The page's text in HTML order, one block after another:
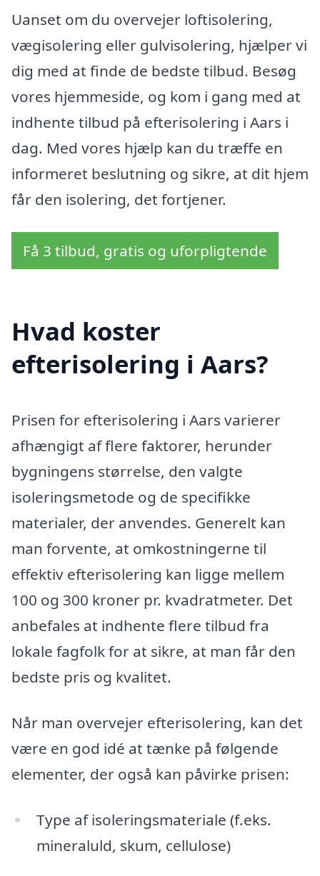
Uanset om du overvejer loftisolering,
vægisolering eller gulvisolering, hjælper vi
dig med at finde de bedste tilbud. Besøg
vores hjemmeside, og kom i gang med at
indhente tilbud på efterisolering i Aars i
dag. Med vores hjælp kan du træffe en
informeret beslutning og sikre, at dit hjem
får den isolering, det fortjener.
Få 3 tilbud, gratis og uforpligtende
Hvad koster
efterisolering i Aars?
Prisen for efterisolering i Aars varierer
afhængigt af flere faktorer, herunder
bygningens størrelse, den valgte
isoleringsmetode og de specifikke
materialer, der anvendes. Generelt kan
man forvente, at omkostningerne til
effektiv efterisolering kan ligge mellem
100 og 300 kroner pr. kvadratmeter. Det
anbefales at indhente flere tilbud fra
lokale fagfolk for at sikre, at man får den
bedste pris og kvalitet.
Når man overvejer efterisolering, kan det
være en god idé at tænke på følgende
elementer, der også kan påvirke prisen:
Type af isoleringsmateriale (f.eks.
mineraluld, skum, cellulose)